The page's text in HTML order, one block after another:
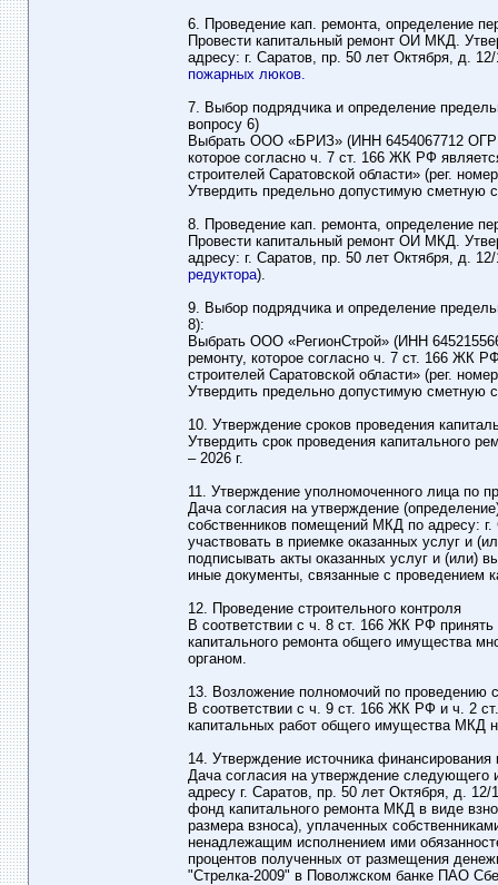
6. Проведение кап. ремонта, определение
Провести капитальный ремонт ОИ МКД.
адресу: г. Саратов, пр. 50 лет Октября, д.
пожарных люков.
7. Выбор подрядчика и определение
вопросу 6)
Выбрать ООО «БРИЗ» (ИНН 6454067712 ОГРН
которое согласно ч. 7 ст. 166 ЖК РФ
строителей Саратовской области» (рег.
Утвердить предельно допустимую сметную
8. Проведение кап. ремонта, определение
Провести капитальный ремонт ОИ МКД.
адресу: г. Саратов, пр. 50 лет Октября, д.
редуктора).
9. Выбор подрядчика и определение
8):
Выбрать ООО «РегионСтрой» (ИНН
ремонту, которое согласно ч. 7 ст. 166 ЖК
строителей Саратовской области» (рег.
Утвердить предельно допустимую сметную
10. Утверждение сроков проведения
Утвердить срок проведения капитального
– 2026 г.
11. Утверждение уполномоченного лица по
Дача согласия на утверждение
собственников помещений МКД по адресу: г.
участвовать в приемке оказанных услуг и
подписывать акты оказанных услуг и (или)
иные документы, связанные с проведением
12. Проведение строительного контроля
В соответствии с ч. 8 ст. 166 ЖК РФ принять
капитального ремонта общего имущества
органом.
13. Возложение полномочий по проведению
В соответствии с ч. 9 ст. 166 ЖК РФ и ч. 2
капитальных работ общего имущества МКД
14. Утверждение источника
Дача согласия на утверждение следующего
адресу г. Саратов, пр. 50 лет Октября, д.
фонд капитального ремонта МКД в виде
размера взноса), уплаченных
ненадлежащим исполнением ими
процентов полученных от размещения
"Стрелка-2009" в Поволжском банке ПАО